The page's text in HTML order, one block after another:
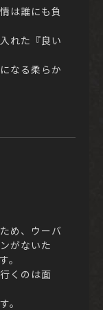
は誰にも負
れた『良い
なる柔らか
め、ウーバ
がないた
。
くのは面
。